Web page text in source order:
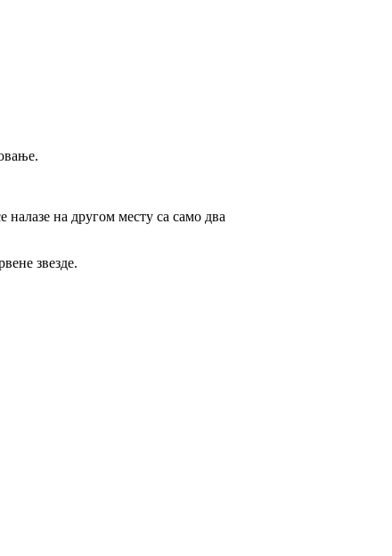
налазе на другом месту са само два
звезде.